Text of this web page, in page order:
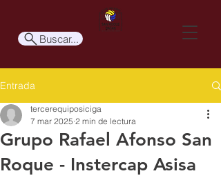
Buscar...
Entrada
Grupo Rafael Afonso San
Roque - Instercap Asisa
tercerequiposiciga
7 mar 2025 2 min de lectura